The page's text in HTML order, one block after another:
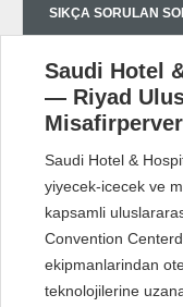
SIKÇA SORULAN
Saudi Hotel
— Riyad
Saudi Hotel &
yiyecek-icecek ve
kapsamli
Convention
ekipmanlarindan
teknolojilerine